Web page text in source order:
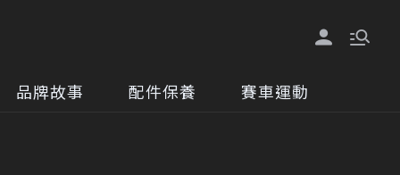
品牌故事 配件保養 賽車運動